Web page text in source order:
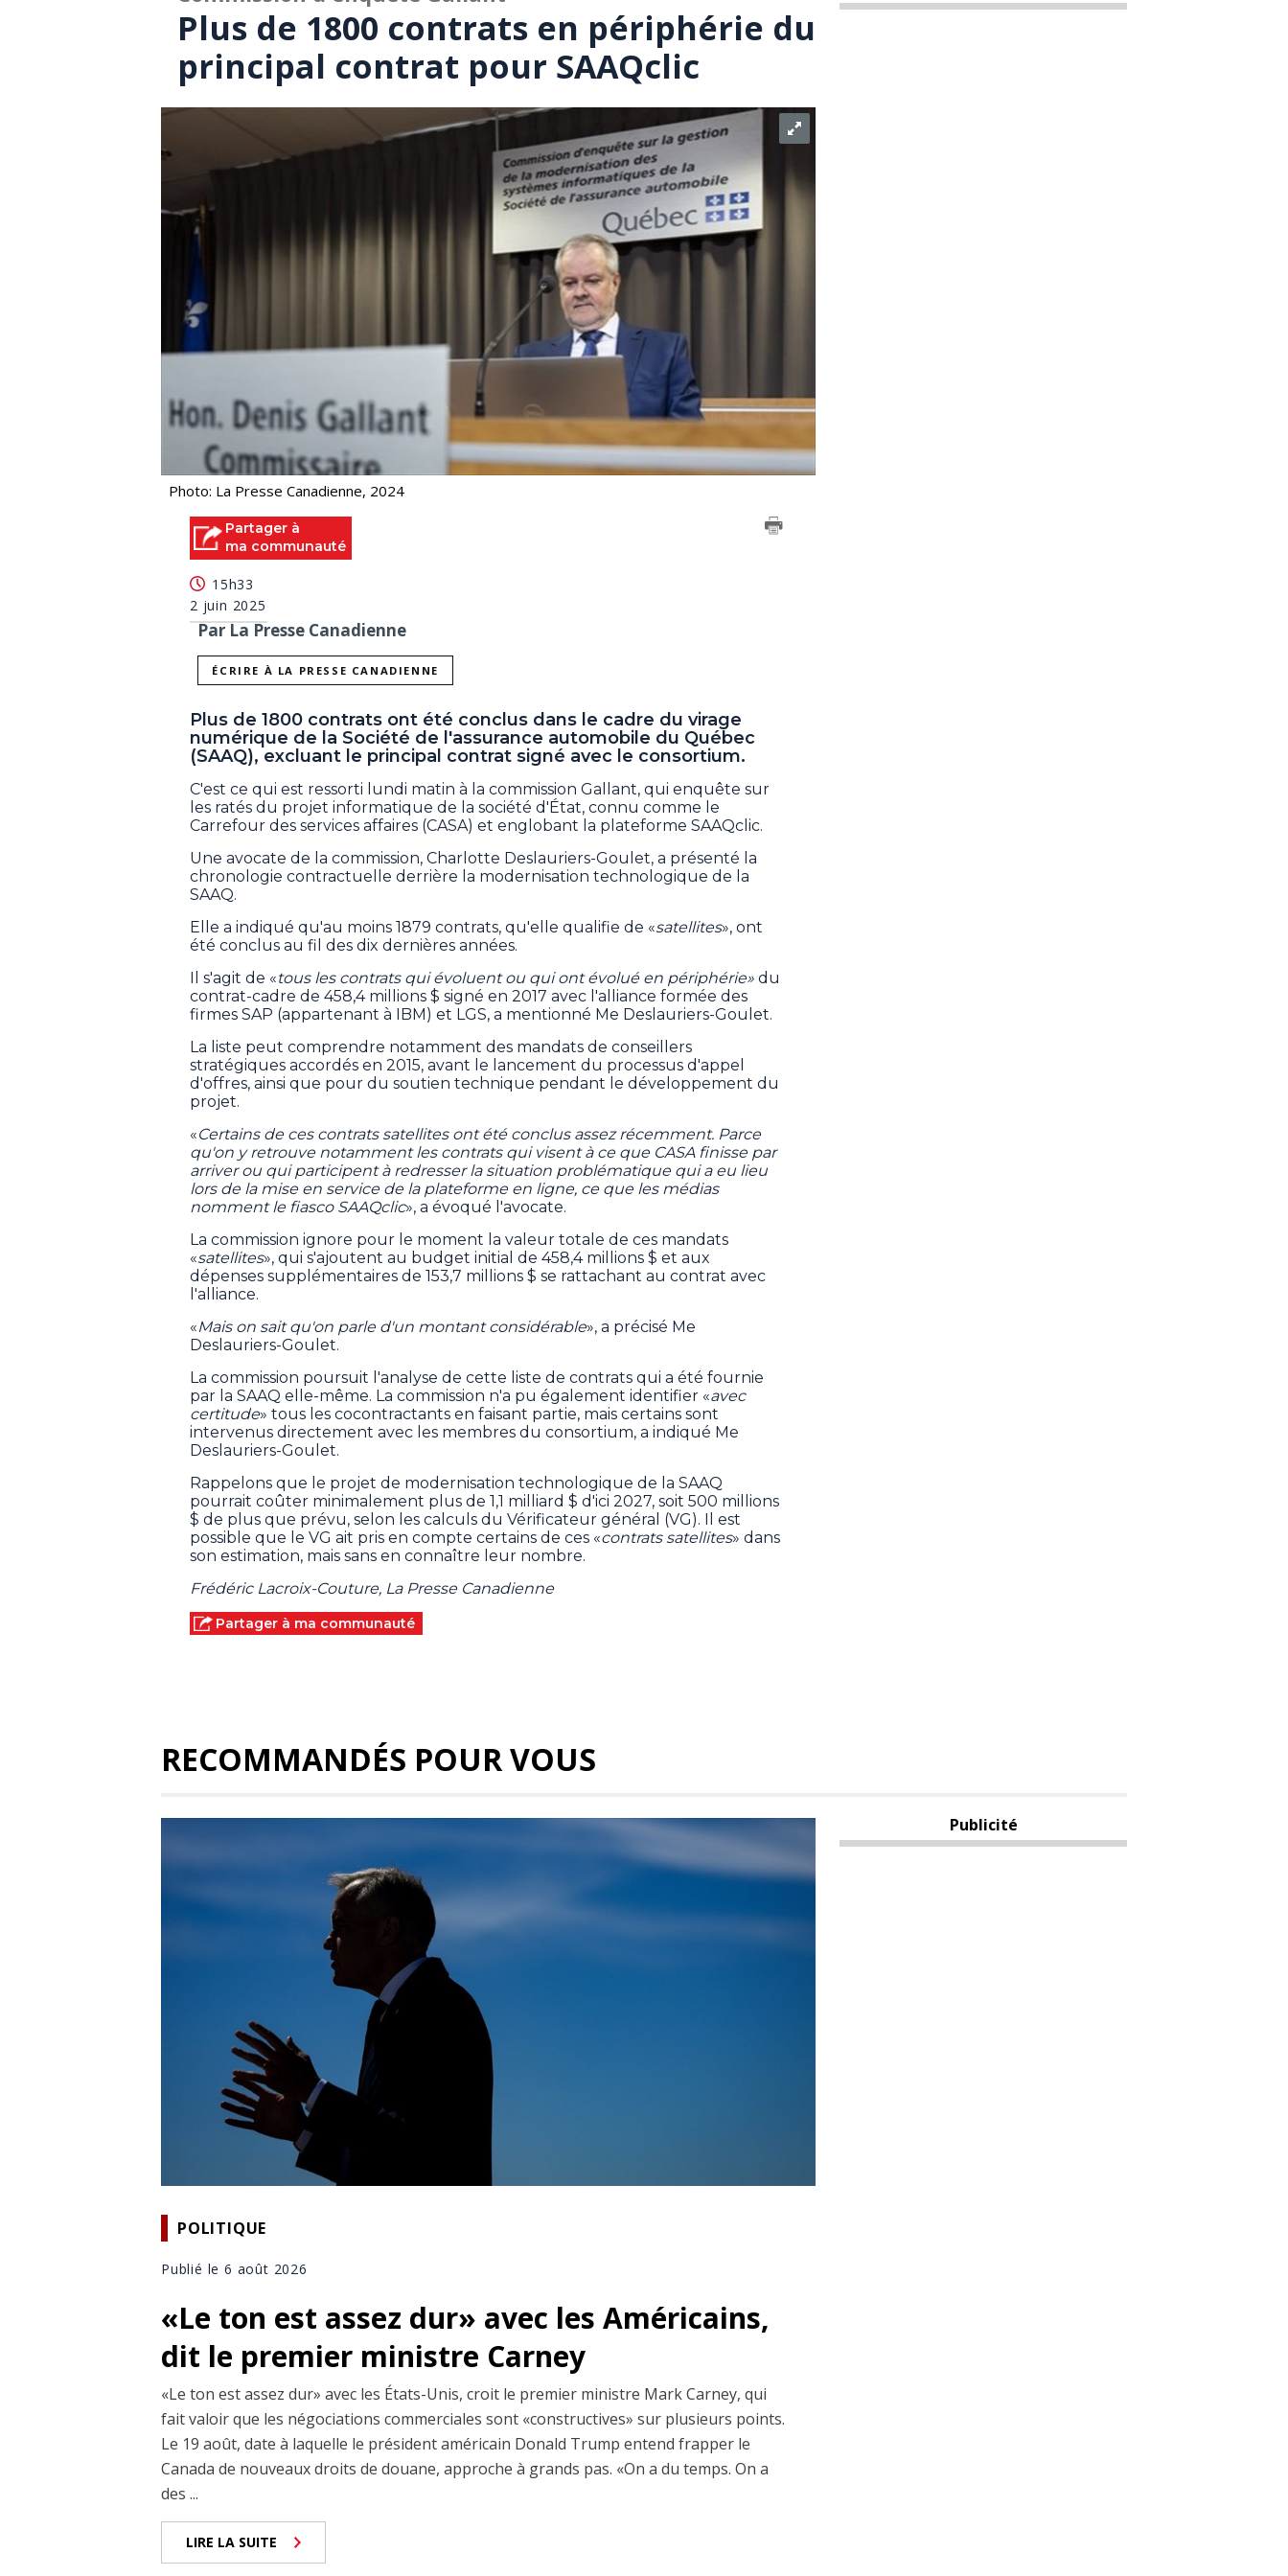
Plus de 1800 contrats en périphérie du
principal contrat pour SAAQclic
Photo: La Presse Canadienne, 2024
Partager à
ma communauté
15h33
2 juin 2025
Par La Presse Canadienne
ÉCRIRE À LA PRESSE CANADIENNE
Plus de 1800 contrats ont été conclus dans le cadre du virage
numérique de la Société de l'assurance automobile du Québec
(SAAQ), excluant le principal contrat signé avec le consortium.
C'est ce qui est ressorti lundi matin à la commission Gallant, qui enquête sur
les ratés du projet informatique de la société d'État, connu comme le
Carrefour des services affaires (CASA) et englobant la plateforme SAAQclic.
Une avocate de la commission, Charlotte Deslauriers-Goulet, a présenté la
chronologie contractuelle derrière la modernisation technologique de la
SAAQ.
Elle a indiqué qu'au moins 1879 contrats, qu'elle qualifie de «satellites», ont
été conclus au fil des dix dernières années.
Il s'agit de «tous les contrats qui évoluent ou qui ont évolué en périphérie» du
contrat-cadre de 458,4 millions $ signé en 2017 avec l'alliance formée des
firmes SAP (appartenant à IBM) et LGS, a mentionné Me Deslauriers-Goulet.
La liste peut comprendre notamment des mandats de conseillers
stratégiques accordés en 2015, avant le lancement du processus d'appel
d'offres, ainsi que pour du soutien technique pendant le développement du
projet.
«Certains de ces contrats satellites ont été conclus assez récemment. Parce
qu'on y retrouve notamment les contrats qui visent à ce que CASA finisse par
arriver ou qui participent à redresser la situation problématique qui a eu lieu
lors de la mise en service de la plateforme en ligne, ce que les médias
nomment le fiasco SAAQclic», a évoqué l'avocate.
La commission ignore pour le moment la valeur totale de ces mandats
«satellites», qui s'ajoutent au budget initial de 458,4 millions $ et aux
dépenses supplémentaires de 153,7 millions $ se rattachant au contrat avec
l'alliance.
«Mais on sait qu'on parle d'un montant considérable», a précisé Me
Deslauriers-Goulet.
La commission poursuit l'analyse de cette liste de contrats qui a été fournie
par la SAAQ elle-même. La commission n'a pu également identifier «avec
certitude» tous les cocontractants en faisant partie, mais certains sont
intervenus directement avec les membres du consortium, a indiqué Me
Deslauriers-Goulet.
Rappelons que le projet de modernisation technologique de la SAAQ
pourrait coûter minimalement plus de 1,1 milliard $ d'ici 2027, soit 500 millions
$ de plus que prévu, selon les calculs du Vérificateur général (VG). Il est
possible que le VG ait pris en compte certains de ces «contrats satellites» dans
son estimation, mais sans en connaître leur nombre.
Frédéric Lacroix-Couture, La Presse Canadienne
Partager à ma communauté
RECOMMANDÉS POUR VOUS
POLITIQUE
Publié le 6 août 2026
«Le ton est assez dur» avec les Américains,
dit le premier ministre Carney
«Le ton est assez dur» avec les États-Unis, croit le premier ministre Mark Carney, qui
fait valoir que les négociations commerciales sont «constructives» sur plusieurs points.
Le 19 août, date à laquelle le président américain Donald Trump entend frapper le
Canada de nouveaux droits de douane, approche à grands pas. «On a du temps. On a
des ...
LIRE LA SUITE
Publicité